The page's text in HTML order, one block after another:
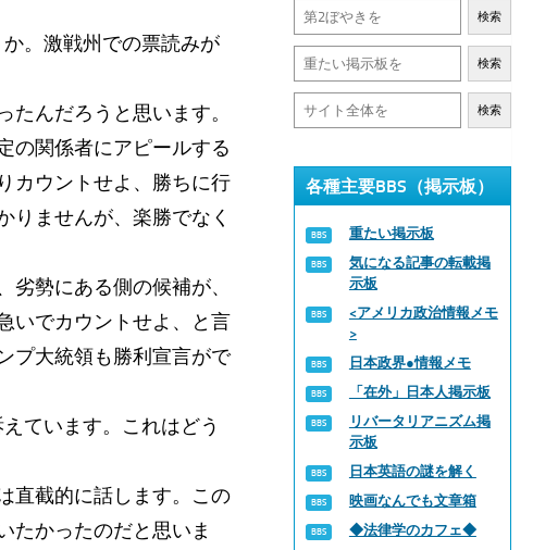
。激戦州での票読みが
んだろうと思います。
の関係者にアピールする
カウントせよ、勝ちに行
りませんが、楽勝でなく
勢にある側の候補が、
いでカウントせよ、と言
プ大統領も勝利宣言がで
ています。これはどう
直截的に話します。この
たかったのだと思いま
検索
検索
検索
各種主要BBS（掲示板）
重たい掲示板
気になる記事の転載掲
示板
<アメリカ政治情報メモ
>
日本政界●情報メモ
「在外」日本人掲示板
リバータリアニズム掲
示板
日本英語の謎を解く
映画なんでも文章箱
◆法律学のカフェ◆